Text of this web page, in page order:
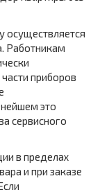
осуществляется
Работникам
приборов
это
сервисного
в пределах
и при заказе